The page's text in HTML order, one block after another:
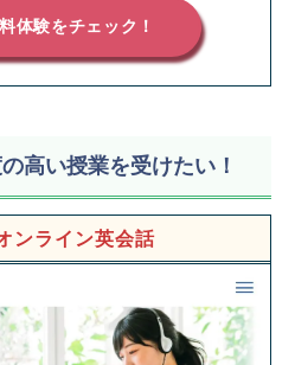
体験をチェック！
高い授業を受けたい！
ンライン英会話